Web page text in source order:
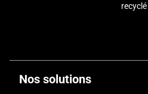
recyclé
Nos solutions